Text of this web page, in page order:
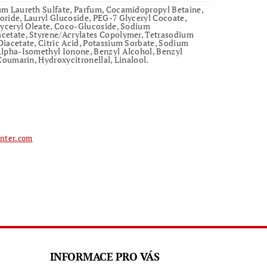
Laureth Sulfate, Parfum, Cocamidopropyl Betaine,
Lauryl Glucoside, PEG-7 Glyceryl Cocoate,
Oleate, Coco-Glucoside, Sodium
Styrene/Acrylates Copolymer, Tetrasodium
Citric Acid, Potassium Sorbate, Sodium
Isomethyl Ionone, Benzyl Alcohol, Benzyl
Hydroxycitronellal, Linalool.
INFORMACE PRO VÁS